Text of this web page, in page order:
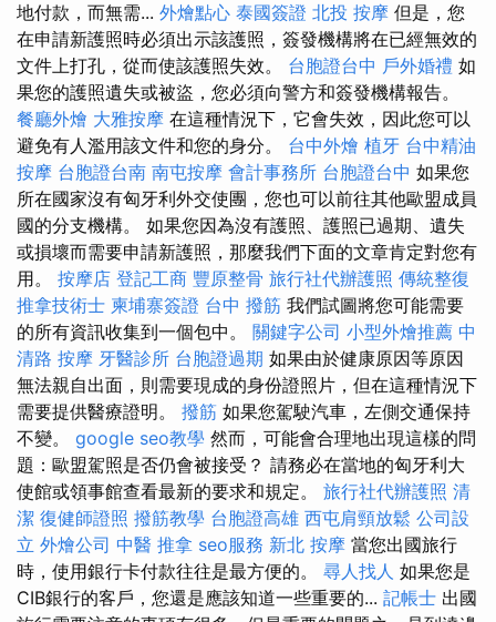
地付款，而無需... 外燴點心 泰國簽證 北投 按摩 但是，您
在申請新護照時必須出示該護照，簽發機構將在已經無效的
文件上打孔，從而使該護照失效。 台胞證台中 戶外婚禮 如
果您的護照遺失或被盜，您必須向警方和簽發機構報告。
餐廳外燴 大雅按摩 在這種情況下，它會失效，因此您可以
避免有人濫用該文件和您的身分。 台中外燴 植牙 台中精油
按摩 台胞證台南 南屯按摩 會計事務所 台胞證台中 如果您
所在國家沒有匈牙利外交使團，您也可以前往其他歐盟成員
國的分支機構。 如果您因為沒有護照、護照已過期、遺失
或損壞而需要申請新護照，那麼我們下面的文章肯定對您有
用。 按摩店 登記工商 豐原整骨 旅行社代辦護照 傳統整復
推拿技術士 柬埔寨簽證 台中 撥筋 我們試圖將您可能需要
的所有資訊收集到一個包中。 關鍵字公司 小型外燴推薦 中
清路 按摩 牙醫診所 台胞證過期 如果由於健康原因等原因
無法親自出面，則需要現成的身份證照片，但在這種情況下
需要提供醫療證明。 撥筋 如果您駕駛汽車，左側交通保持
不變。 google seo教學 然而，可能會合理地出現這樣的問
題：歐盟駕照是否仍會被接受？ 請務必在當地的匈牙利大
使館或領事館查看最新的要求和規定。 旅行社代辦護照 清
潔 復健師證照 撥筋教學 台胞證高雄 西屯肩頸放鬆 公司設
立 外燴公司 中醫 推拿 seo服務 新北 按摩 當您出國旅行
時，使用銀行卡付款往往是最方便的。 尋人找人 如果您是
CIB銀行的客戶，您還是應該知道一些重要的... 記帳士 出國